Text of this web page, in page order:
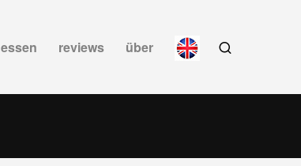
essen reviews über